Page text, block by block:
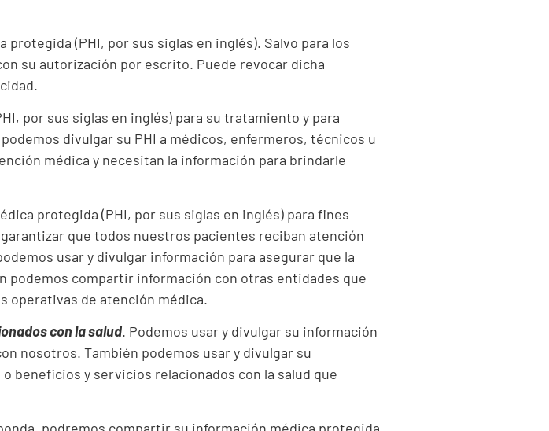
(PHI, por sus siglas en inglés). Salvo para los
su autorización por escrito. Puede revocar dicha
por sus siglas en inglés) para su tratamiento y para
divulgar su PHI a médicos, enfermeros, técnicos u
médica y necesitan la información para brindarle
protegida (PHI, por sus siglas en inglés) para fines
que todos nuestros pacientes reciban atención
usar y divulgar información para asegurar que la
podemos compartir información con otras entidades que
operativas de atención médica.
con la salud. Podemos usar y divulgar su información
nosotros. También podemos usar y divulgar su
beneficios y servicios relacionados con la salud que
podremos compartir su información médica protegida